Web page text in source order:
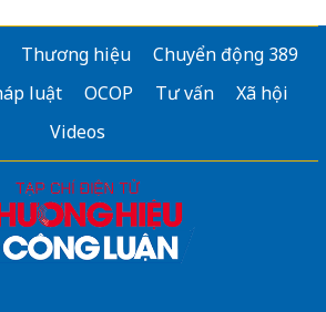
Thương hiệu
Chuyển động 389
luật
OCOP Tư vấn
Xã hội
Videos